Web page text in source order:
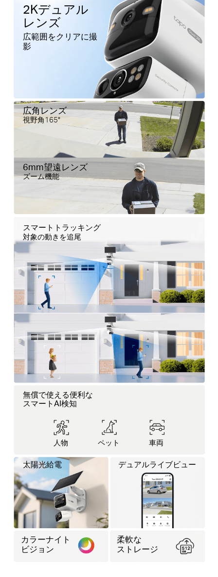
2Kデュアル
レンズ
広範囲をクリアに撮
影
広角レンズ
視野角165°
6mm望遠レンズ
ズーム機能
無償で使える便利な
スマートAI検知
人物 ペット 車両
太陽光給電
スマートトラッキング
対象の動きを追尾
デュアルライブビュー
カラーナイト
ビジョン
柔軟な
ストレージ